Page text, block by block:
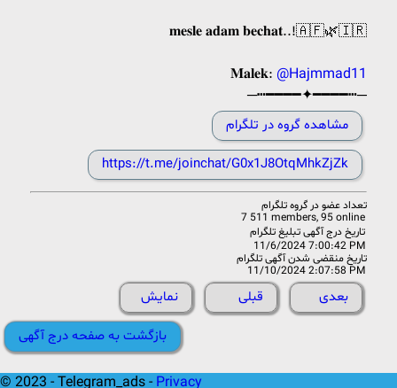
𝐦𝐞𝐬𝐥𝐞 𝐚𝐝𝐚𝐦 𝐛𝐞𝐜𝐡𝐚𝐭..!🇦🇫🌿🇮🇷
𝐌𝐚𝐥𝐞𝐤: @Hajmmad11
─┅━━━━✦━━━━┅─
مشاهده گروه در تلگرام
https://t.me/joinchat/G0x1J8OtqMhkZjZk
تعداد عضو در گروه تلگرام
7 511 members, 95 online
تاریخ درج آگهی تبلیغ تلگرام
11/6/2024 7:00:42 PM
تاریخ منقضی شدن آگهی تلگرام
11/10/2024 2:07:58 PM
نمایش قبلی بعدی
بازگشت به صفحه درج آگهی
© 2023 - Telegram_ads - Privacy